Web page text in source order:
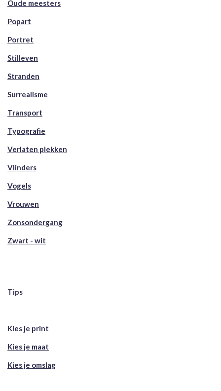
Oude meesters
Popart
Portret
Stilleven
Stranden
Surrealisme
Transport
Typografie
Verlaten plekken
Vlinders
Vogels
Vrouwen
Zonsondergang
Zwart - wit
Tips
Kies je print
Kies je maat
Kies je omslag